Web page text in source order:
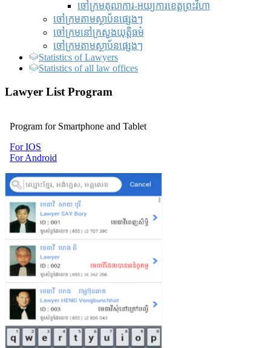
ចៅក្រមតុលាការ-អយ្យការខេត្តព្រះវិហា
ចៅក្រមតាមស្ថាប័នផ្សេងៗ
ចៅក្រមនៅក្រសួងយុត្តិធម៌
ចៅក្រមតាមស្ថាប័នផ្សេងៗ
Statistics of Lawyers
Statistics of all law offices
Lawyer List Program
Program for Smartphone and Tablet
For IOS
For Android